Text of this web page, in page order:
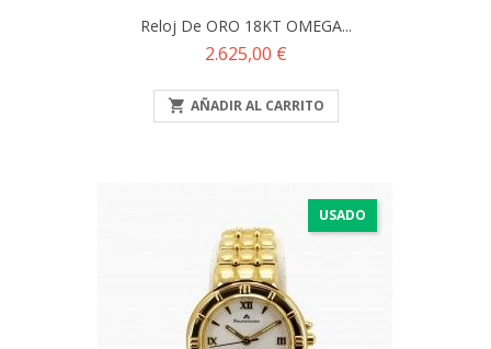
Reloj De ORO 18KT OMEGA...
Precio
2.625,00 €
 AÑADIR AL CARRITO
USADO